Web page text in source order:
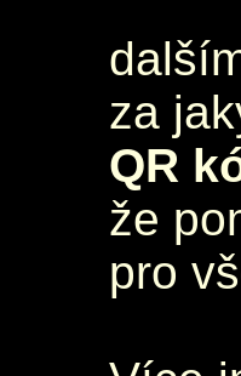
za
QR
že
pro